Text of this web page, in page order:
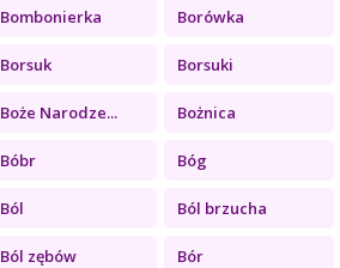
Bombonierka Borówka
Borsuk Borsuki
Boże Narodze... Bożnica
Bóbr Bóg
Ból Ból brzucha
Ból zębów Bór